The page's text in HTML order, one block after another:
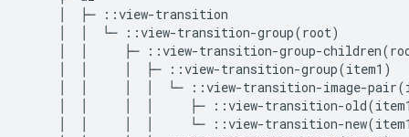
     │  ├─ ::view-transition
     │  │  └─ ::view-transition-group(root)
│  │     ├─ ::view-transition-group-
     │  │     │  ├─ ::view-transition-group(item1)
│  │     │  │  └─ ::view-transition-image-
│  │     │  │     ├─ ::view-transition-
│  │     │  │     └─ ::view-transition-